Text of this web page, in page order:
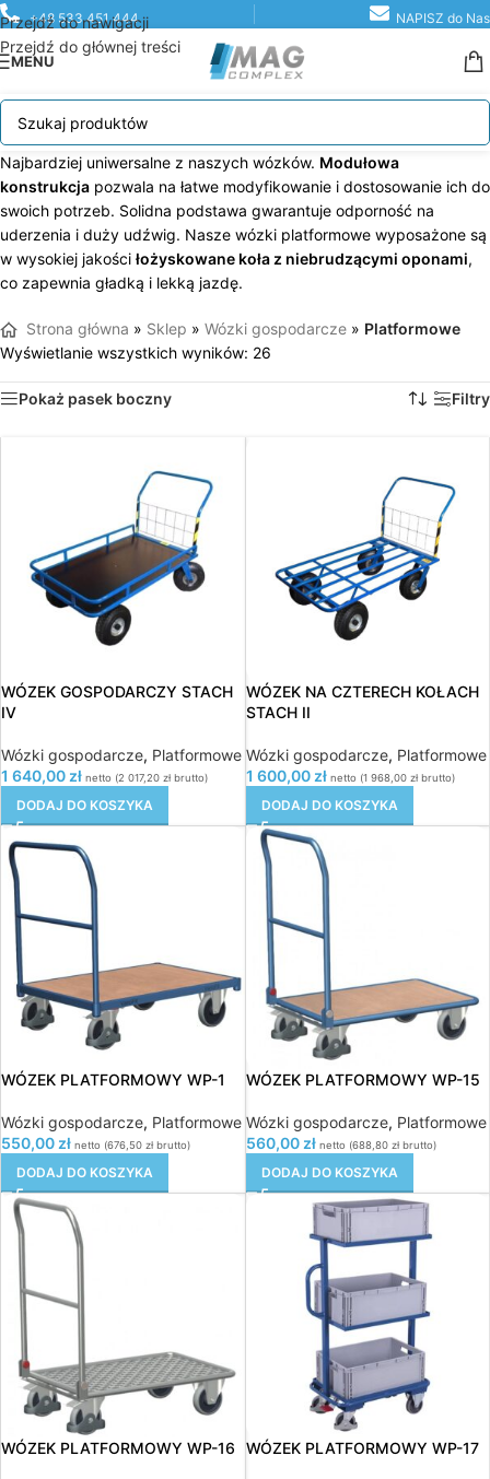
Przejdź do nawigacji
Przejdź do głównej treści
+48 533 451 444 NAPISZ do Nas
MENU
Najbardziej uniwersalne z naszych wózków. Modułowa
konstrukcja pozwala na łatwe modyfikowanie i dostosowanie ich do
swoich potrzeb. Solidna podstawa gwarantuje odporność na
uderzenia i duży udźwig. Nasze wózki platformowe wyposażone są
w wysokiej jakości łożyskowane koła z niebrudzącymi oponami,
co zapewnia gładką i lekką jazdę.
Strona główna » Sklep » Wózki gospodarcze » Platformowe
Wyświetlanie wszystkich wyników: 26
Pokaż pasek boczny Filtry
WÓZEK GOSPODARCZY STACH
IV
Wózki gospodarcze, Platformowe
1 640,00 zł netto (2 017,20 zł brutto)
DODAJ DO KOSZYKA
WÓZEK NA CZTERECH KOŁACH
STACH II
Wózki gospodarcze, Platformowe
1 600,00 zł netto (1 968,00 złbrutto)
DODAJ DO KOSZYKA
WÓZEK PLATFORMOWY WP-1
Wózki gospodarcze, Platformowe
550,00 zł netto (676,50 zł brutto)
DODAJ DO KOSZYKA
WÓZEK PLATFORMOWY WP-15
Wózki gospodarcze, Platformowe
560,00 zł netto (688,80 złbrutto)
DODAJ DO KOSZYKA
WÓZEK PLATFORMOWY WP-16 WÓZEK PLATFORMOWY WP-17